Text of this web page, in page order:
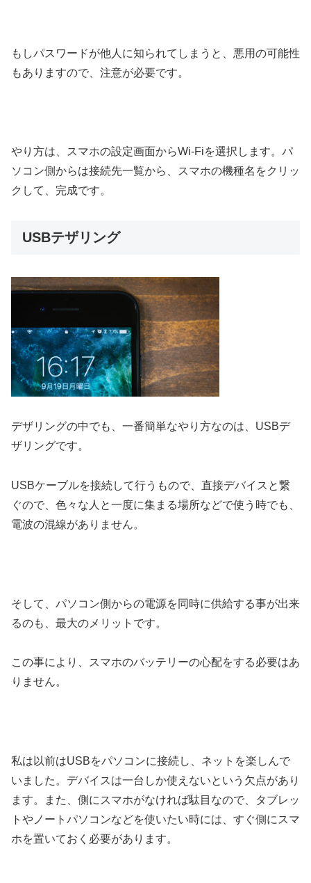
もしパスワードが他人に知られてしまうと、悪用の可能性
もありますので、注意が必要です。
やり方は、スマホの設定画面からWi-Fiを選択します。パ
ソコン側からは接続先一覧から、スマホの機種名をクリッ
クして、完成です。
USBテザリング
デザリングの中でも、一番簡単なやり方なのは、USBデ
ザリングです。
USBケーブルを接続して行うもので、直接デバイスと繋
ぐので、色々な人と一度に集まる場所などで使う時でも、
電波の混線がありません。
そして、パソコン側からの電源を同時に供給する事が出来
るのも、最大のメリットです。
この事により、スマホのバッテリーの心配をする必要はあ
りません。
私は以前はUSBをパソコンに接続し、ネットを楽しんで
いました。デバイスは一台しか使えないという欠点があり
ます。また、側にスマホがなければ駄目なので、タブレッ
トやノートパソコンなどを使いたい時には、すぐ側にスマ
ホを置いておく必要があります。